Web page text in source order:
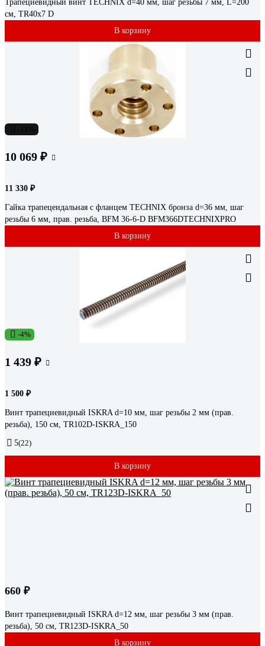
Трапециевидный винт TECHNIX d=40 мм, шаг резьбы 7 мм, L=200
см, TR40х7 D
В корзину
10 069 ₽
11 330 ₽
Гайка трапецеидальная с фланцем TECHNIX бронза d=36 мм, шаг
резьбы 6 мм, прав. резьба, BFM 36-6-D BFM366DTECHNIXPRO
В корзину
-4%
1 439 ₽
1 500 ₽
Винт трапециевидный ISKRA d=10 мм, шаг резьбы 2 мм (прав.
резьба), 150 см, TR102D-ISKRA_150
5(22)
В корзину
660 ₽
Винт трапециевидный ISKRA d=12 мм, шаг резьбы 3 мм (прав.
резьба), 50 см, TR123D-ISKRA_50
В корзину